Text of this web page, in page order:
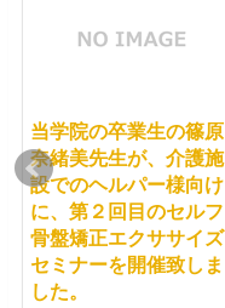
当学院の卒業生の篠原
奈緒美先生が、介護施
設でのヘルパー様向け
に、第２回目のセルフ
骨盤矯正エクササイズ
セミナーを開催致しま
した。